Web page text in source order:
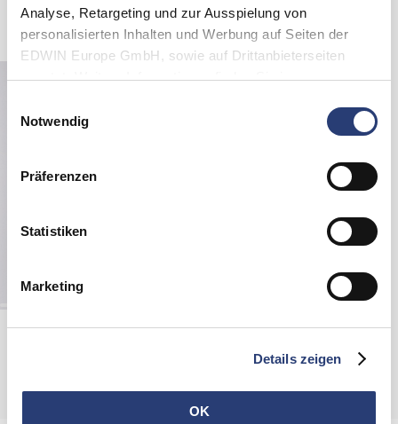
Analyse, Retargeting und zur Ausspielung von
personalisierten Inhalten und Werbung auf Seiten der
EDWIN Europe GmbH, sowie auf Drittanbieterseiten
genutzt. Weitere Informationen finden Sie in
von Cookies ablehnen oder jederzeit über Ihre Browser
Notwendig
Präferenzen
Statistiken
Marketing
Details zeigen
OK
Verwandte Artikel
Legal Highs Sweat